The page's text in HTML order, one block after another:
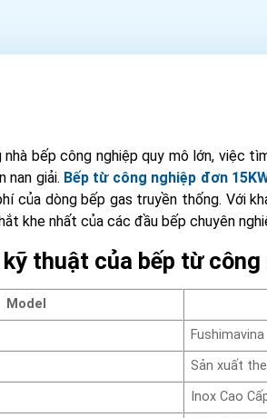
nhà bếp công nghiệp quy mô lớn, việc
nan giải. Bếp từ công nghiệp đơn
của dòng bếp gas truyền thống. Với
khe nhất của các đầu bếp chuyên
thuật của bếp từ
Model
Fushimavina
Sản xuất
Inox Cao